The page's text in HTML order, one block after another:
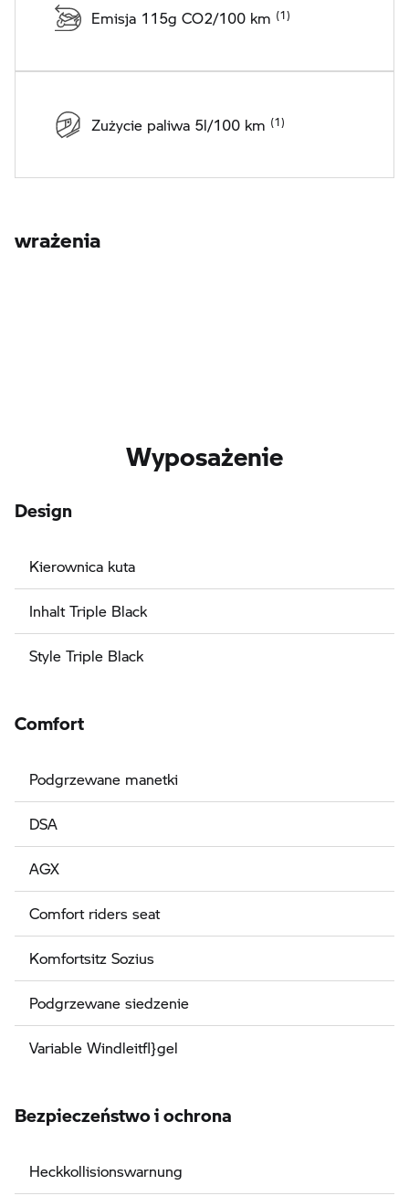
Emisja 115g CO2/100 km
Zużycie paliwa 5l/100 km
wrażenia
Wyposażenie
Design
Kierownica kuta
Inhalt Triple Black
Style Triple Black
Comfort
Podgrzewane manetki
DSA
AGX
Comfort riders seat
Komfortsitz Sozius
Podgrzewane siedzenie
Variable Windleitfl}gel
Bezpieczeństwo i ochrona
Heckkollisionswarnung